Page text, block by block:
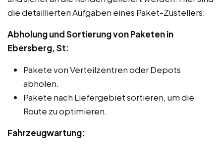
die detaillierten Aufgaben eines Paket-Zustellers:
Abholung und Sortierung von Paketen in
Ebersberg, St:
Pakete von Verteilzentren oder Depots
abholen.
Pakete nach Liefergebiet sortieren, um die
Route zu optimieren.
Fahrzeugwartung: